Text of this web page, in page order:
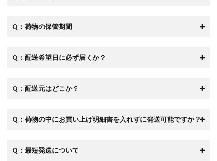
Q：荷物の保管期間
Q：配送希望日に必ず届くか？
Q：配送元はどこか？
Q： 荷物の中にお買い上げ明細書を入れずに発送可能ですか？
Q：最短発送について